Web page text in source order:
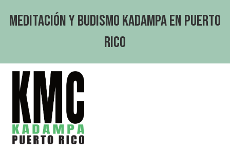
Meditación y Budismo Kadampa en Puerto
Rico